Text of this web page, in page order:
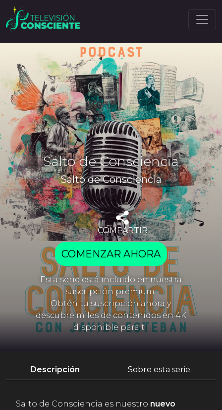
Salto de Consciencia
Salto de Consciencia
COMPARTIR
COMENZAR AHORA
Esta serie está incluido en nuestra
suscripción premium.
Obtén tu suscripción ahora y
descubre miles de contenidos en 4K
disponible para ti.
Descripción Sobre esta serie:
Salto de Consciencia es nuestro nuevo